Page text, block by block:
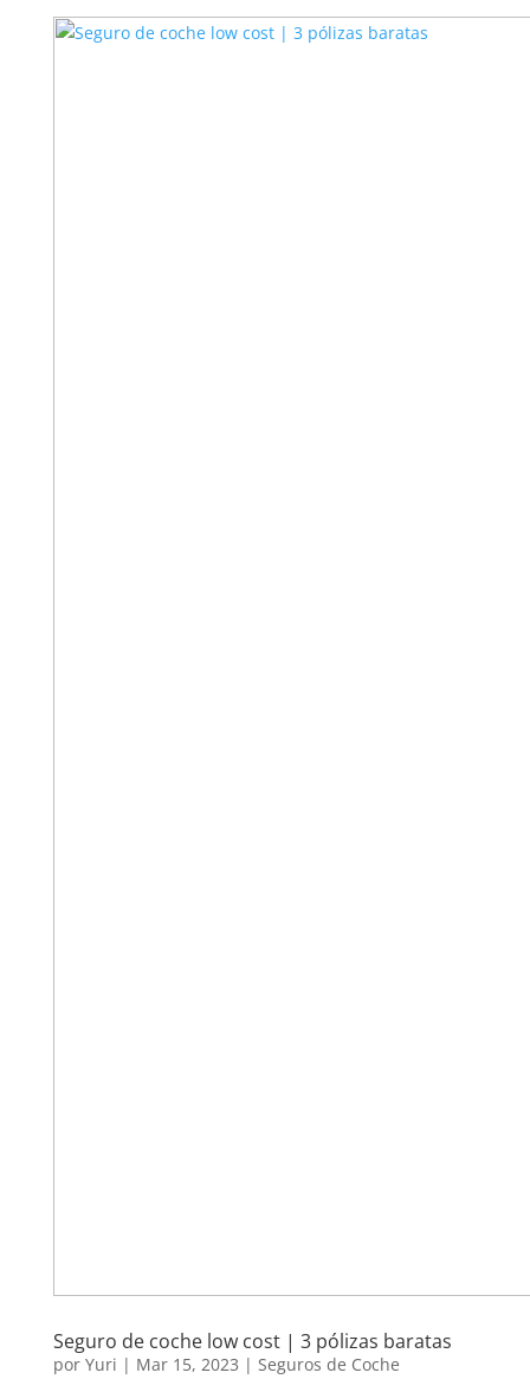
Seguro de coche low cost | 3 pólizas baratas
por Yuri | Mar 15, 2023 | Seguros de Coche